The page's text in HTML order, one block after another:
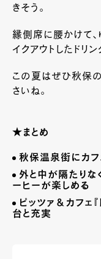
きそう。
縁側席に腰かけて、
イクアウトしたドリ
この夏はぜひ秋保
さいね。
★まとめ
秋保温泉街にカフ
外と中が隔たりな
ーヒーが楽しめる
ピッツァ＆カフェ
台と充実